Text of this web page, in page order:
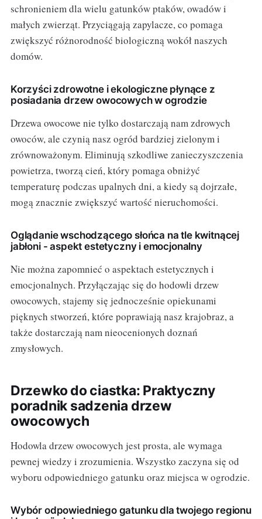
schronieniem dla wielu gatunków ptaków, owadów i
małych zwierząt. Przyciągają zapylacze, co pomaga
zwiększyć różnorodność biologiczną wokół naszych
domów.
Korzyści zdrowotne i ekologiczne płynące z
posiadania drzew owocowych w ogrodzie
Drzewa owocowe nie tylko dostarczają nam zdrowych
owoców, ale czynią nasz ogród bardziej zielonym i
zrównoważonym. Eliminują szkodliwe zanieczyszczenia
powietrza, tworzą cień, który pomaga obniżyć
temperaturę podczas upalnych dni, a kiedy są dojrzałe,
mogą znacznie zwiększyć wartość nieruchomości.
Oglądanie wschodzącego słońca na tle kwitnącej
jabłoni - aspekt estetyczny i emocjonalny
Nie można zapomnieć o aspektach estetycznych i
emocjonalnych. Przyłączając się do hodowli drzew
owocowych, stajemy się jednocześnie opiekunami
pięknych stworzeń, które poprawiają nasz krajobraz, a
także dostarczają nam nieocenionych doznań
zmysłowych.
Drzewko do ciastka: Praktyczny
poradnik sadzenia drzew
owocowych
Hodowla drzew owocowych jest prosta, ale wymaga
pewnej wiedzy i zrozumienia. Wszystko zaczyna się od
wyboru odpowiedniego gatunku oraz miejsca w ogrodzie.
Wybór odpowiedniego gatunku dla twojego regionu